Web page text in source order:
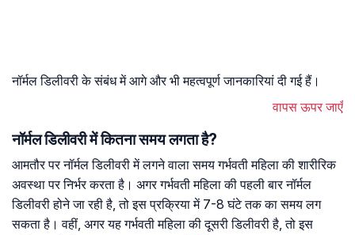
नॉर्मल डिलीवरी के संबंध में आगे और भी महत्वपूर्ण जानकारियां दी गई हैं।
वापस ऊपर जाएँ
नॉर्मल डिलीवरी में कितना समय लगता है?
आमतौर पर नॉर्मल डिलीवरी में लगने वाला समय गर्भवती महिला की शारीरिक
अवस्था पर निर्भर करता है। अगर गर्भवती महिला की पहली बार नॉर्मल
डिलीवरी होने जा रही है, तो इस प्रक्रिया में 7-8 घंटे तक का समय लग
सकता है। वहीं, अगर यह गर्भवती महिला की दूसरी डिलीवरी है, तो इस